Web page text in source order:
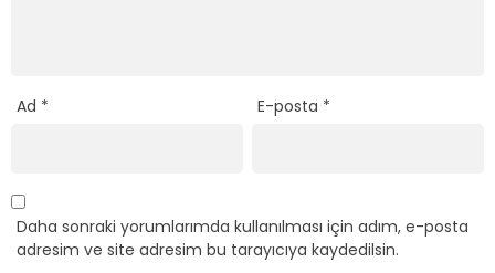
Ad * E-posta *
Daha sonraki yorumlarımda kullanılması için adım, e-posta
adresim ve site adresim bu tarayıcıya kaydedilsin.